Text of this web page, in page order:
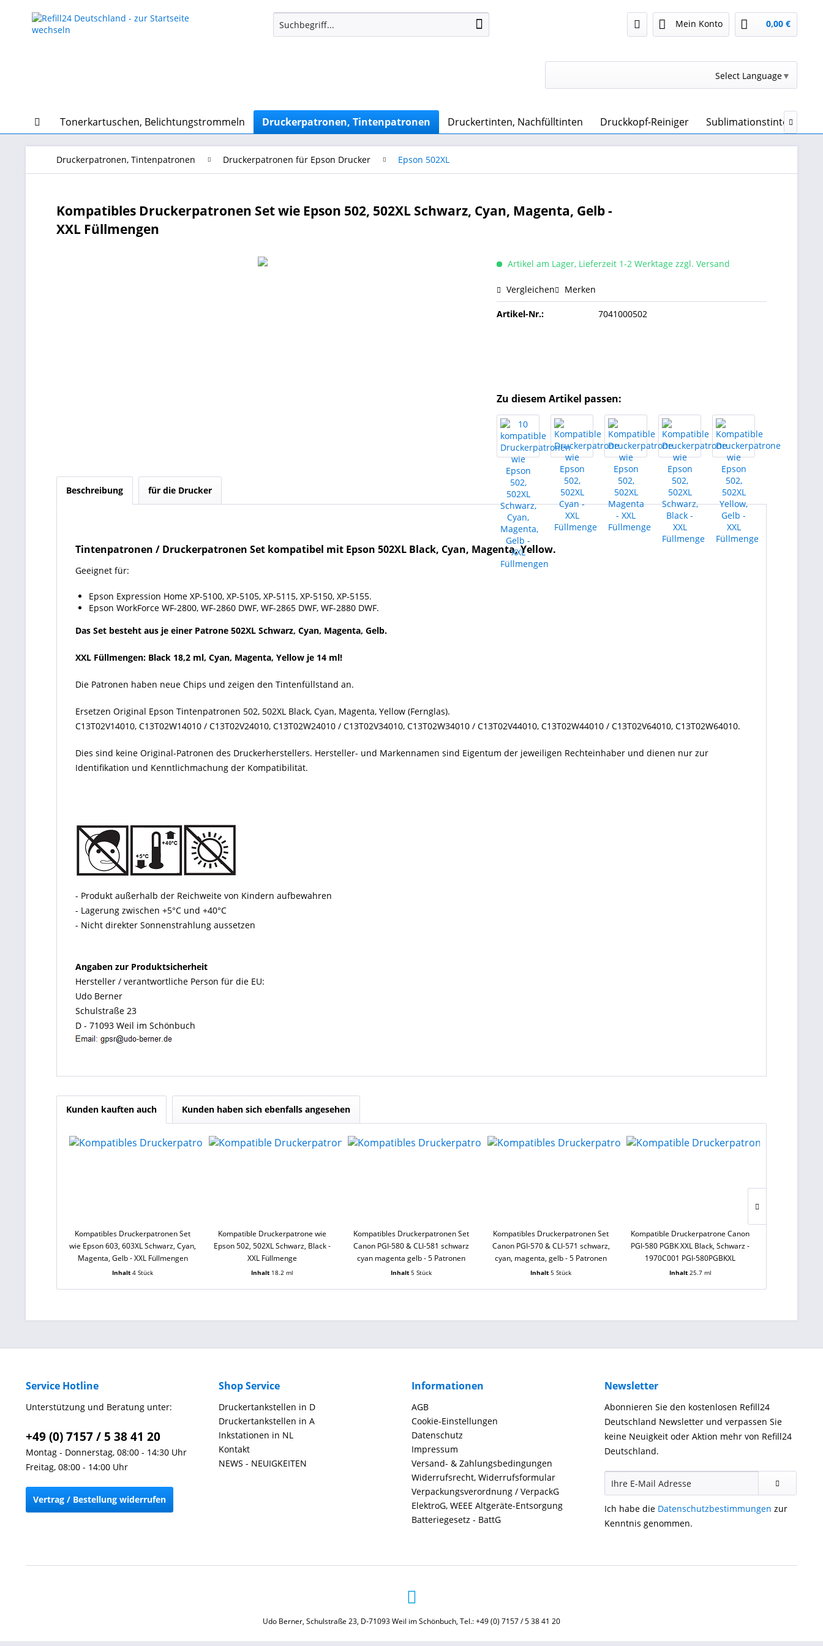
Mein Konto 0,00 €
Select Language▼
Tonerkartuschen, Belichtungstrommeln Druckerpatronen, Tintenpatronen Druckertinten, Nachfülltinten Druckkopf-Reiniger Sublimationstinte &

Druckerpatronen, Tintenpatronen Druckerpatronen für Epson Drucker Epson 502XL
Kompatibles Druckerpatronen Set wie Epson 502, 502XL Schwarz, Cyan, Magenta, Gelb -
XXL Füllmengen
Artikel am Lager, Lieferzeit 1-2 Werktage zzgl. Versand
Vergleichen Merken
Artikel-Nr.: 7041000502
Zu diesem Artikel passen:
Beschreibung für die Drucker
Tintenpatronen / Druckerpatronen Set kompatibel mit Epson 502XL Black, Cyan, Magenta, Yellow.
Geeignet für:
Epson Expression Home XP-5100, XP-5105, XP-5115, XP-5150, XP-5155.
Epson WorkForce WF-2800, WF-2860 DWF, WF-2865 DWF, WF-2880 DWF.
Das Set besteht aus je einer Patrone 502XL Schwarz, Cyan, Magenta, Gelb.
XXL Füllmengen: Black 18,2 ml, Cyan, Magenta, Yellow je 14 ml!
Die Patronen haben neue Chips und zeigen den Tintenfüllstand an.
Ersetzen Original Epson Tintenpatronen 502, 502XL Black, Cyan, Magenta, Yellow (Fernglas).
C13T02V14010, C13T02W14010 / C13T02V24010, C13T02W24010 / C13T02V34010, C13T02W34010 / C13T02V44010, C13T02W44010 / C13T02V64010, C13T02W64010.
Dies sind keine Original-Patronen des Druckerherstellers. Hersteller- und Markennamen sind Eigentum der jeweiligen Rechteinhaber und dienen nur zur
Identifikation und Kenntlichmachung der Kompatibilität.
- Produkt außerhalb der Reichweite von Kindern aufbewahren
- Lagerung zwischen +5°C und +40°C
- Nicht direkter Sonnenstrahlung aussetzen
Angaben zur Produktsicherheit
Hersteller / verantwortliche Person für die EU:
Udo Berner
Schulstraße 23
D - 71093 Weil im Schönbuch
Kunden kauften auch Kunden haben sich ebenfalls angesehen
Kompatibles Druckerpatronen Set
wie Epson 603, 603XL Schwarz, Cyan,
Magenta, Gelb - XXL Füllmengen
Inhalt4 Stück
Kompatible Druckerpatrone wie
Epson 502, 502XL Schwarz, Black -
XXL Füllmenge
Inhalt 18.2 ml
Kompatibles Druckerpatronen Set
Canon PGI-580 & CLI-581 schwarz
cyan magenta gelb - 5 Patronen
Inhalt5 Stück
Kompatibles Druckerpatronen Set
Canon PGI-570 & CLI-571 schwarz,
cyan, magenta, gelb - 5 Patronen
Inhalt5 Stück
Kompatible Druckerpatrone Canon
PGI-580 PGBK XXL Black, Schwarz -
1970C001 PGI-580PGBKXL
Inhalt 25.7 ml
Service Hotline
Unterstützung und Beratung unter:
+49 (0) 7157 / 5 38 41 20
Montag - Donnerstag, 08:00 - 14:30 Uhr
Freitag, 08:00 - 14:00 Uhr
Vertrag / Bestellung widerrufen
Shop Service
Druckertankstellen in D
Druckertankstellen in A
Inkstationen in NL
Kontakt
NEWS - NEUIGKEITEN
Informationen
AGB
Cookie-Einstellungen
Datenschutz
Impressum
Versand- & Zahlungsbedingungen
Widerrufsrecht, Widerrufsformular
Verpackungsverordnung / VerpackG
ElektroG, WEEE Altgeräte-Entsorgung
Batteriegesetz - BattG
Newsletter
Abonnieren Sie den kostenlosen Refill24
Deutschland Newsletter und verpassen Sie
keine Neuigkeit oder Aktion mehr von Refill24
Deutschland.
Ich habe die Datenschutzbestimmungen zur
Kenntnis genommen.
Udo Berner, Schulstraße 23, D-71093 Weil im Schönbuch, Tel.: +49 (0) 7157 / 5 38 41 20